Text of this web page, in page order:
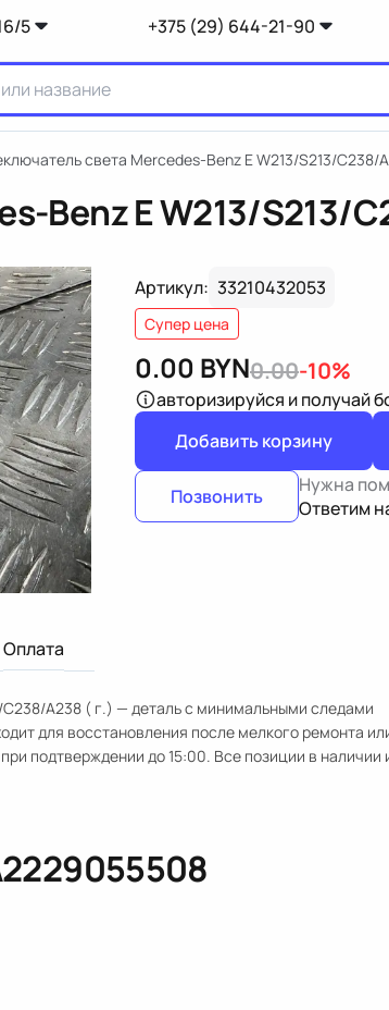
5 +375 (29) 644-21-90
света Mercedes-Benz E W213/S213/C238/
Benz E W213/S213/
Артикул: 33210432053
Супер цена
0.00 BYN0.00-10%
авторизируйся и получай
Добавить корзину
Позвонить
Нужна
Ответим
Оплата
A238 ( г.) — деталь с минимальными следами
для восстановления после мелкого ремонта
подтверждении до 15:00. Все позиции в наличии